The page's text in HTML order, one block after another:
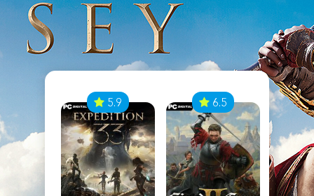
5.9 6.5